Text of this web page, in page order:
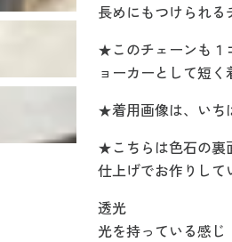
長めにもつけられる
★このチェーンも１
ョーカーとして短く
★着用画像は、いち
★こちらは色石の裏
仕上げでお作りして
透光
光を持っている感じ